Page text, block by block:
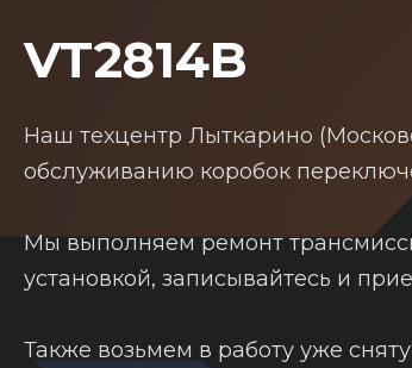
VT2814B
Наш техцентр Лыткарино
обслуживанию коробок
Мы выполняем ремонт
установкой, записывайтесь и
Также возьмем в работу уже